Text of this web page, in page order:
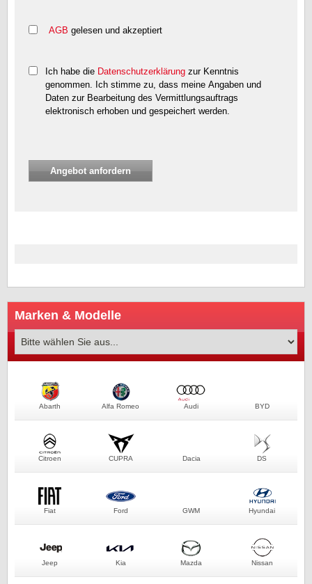
Marken & Modelle
Abarth Alfa Romeo Audi BYD
Citroen CUPRA Dacia DS
Fiat Ford GWM Hyundai
Jeep Kia Mazda Nissan
AGB gelesen und akzeptiert
Ich habe die Datenschutzerklärung zur Kenntnis
genommen. Ich stimme zu, dass meine Angaben und
Daten zur Bearbeitung des Vermittlungsauftrags
elektronisch erhoben und gespeichert werden.